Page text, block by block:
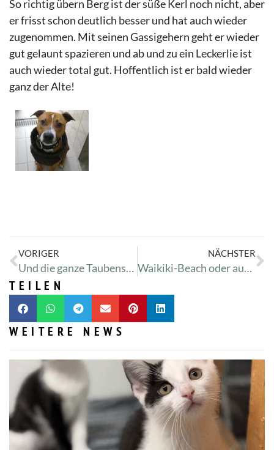
So richtig übern Berg ist der süße Kerl noch nicht, aber
er frisst schon deutlich besser und hat auch wieder
zugenommen. Mit seinen Gassigehern geht er wieder
gut gelaunt spazieren und ab und zu ein Leckerlie ist
auch wieder total gut. Hoffentlich ist er bald wieder
ganz der Alte!
VORIGER
Und die ganze Taubenschar …
NÄCHSTER
Waikiki-Beach oder auch Die Schildkrötendisco
TEILEN
WEITERE NEWS